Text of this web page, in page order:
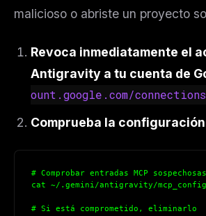
malicioso o abriste un proyecto
Revoca inmediatamente el
Antigravity a tu cuenta de
ount.google.com/connections
Comprueba la configuración
# Comprobar entradas MCP sospechosas
cat ~/.gemini/antigravity/
# Si está comprometido, eliminarlo